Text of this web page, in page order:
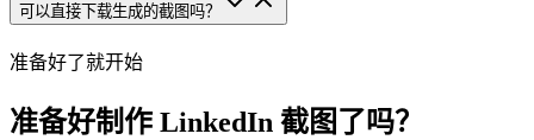
可以直接下载生成的截图吗？
准备好了就开始
准备好制作 LinkedIn 截图了吗？